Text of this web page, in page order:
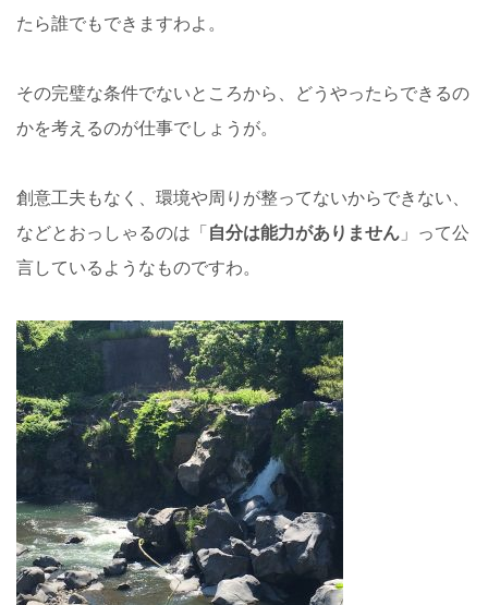
たら誰でもできますわよ。
その完璧な条件でないところから、どうやったらできるの
かを考えるのが仕事でしょうが。
創意工夫もなく、環境や周りが整ってないからできない、
などとおっしゃるのは「 自分は能力がありません 」って公
言しているようなものですわ。